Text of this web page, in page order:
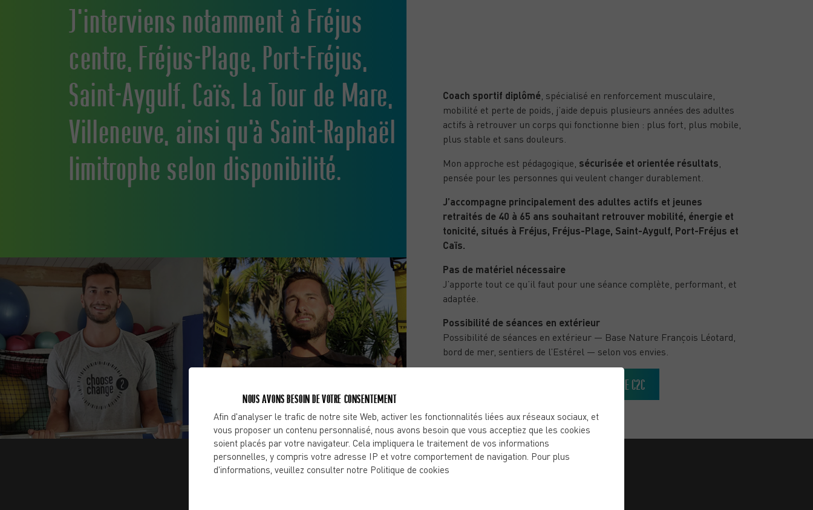
J’interviens notamment à Fréjus
centre, Fréjus-Plage, Port-Fréjus,
Saint-Aygulf, Caïs, La Tour de Mare,
Villeneuve, ainsi qu’à Saint-Raphaël
limitrophe selon disponibilité.
Coach sportif diplômé, spécialisé en renforcement musculaire,
mobilité et perte de poids, j’aide depuis plusieurs années des adultes
actifs à retrouver un corps qui fonctionne bien : plus fort, plus mobile,
plus stable et sans douleurs.
Mon approche est pédagogique, sécurisée et orientée résultats,
pensée pour les personnes qui veulent changer durablement.
J’accompagne principalement des adultes actifs et jeunes
retraités de 40 à 65 ans souhaitant retrouver mobilité, énergie et
tonicité, situés à Fréjus, Fréjus-Plage, Saint-Aygulf, Port-Fréjus et
Caïs.
Pas de matériel nécessaire
J’apporte tout ce qu’il faut pour une séance complète, performant, et
adaptée.
Possibilité de séances en extérieur
Possibilité de séances en extérieur — Base Nature François Léotard,
bord de mer, sentiers de l’Estérel — selon vos envies.
DÉCOUVRIR LA MÉTHODE C2C
LEUR AVIS
SUR MON ACCOMPAGNEMENT
NOUS AVONS BESOIN DE VOTRE CONSENTEMENT
Afin d'analyser le trafic de notre site Web, activer les fonctionnalités liées aux réseaux sociaux, et
vous proposer un contenu personnalisé, nous avons besoin que vous acceptiez que les cookies
soient placés par votre navigateur. Cela impliquera le traitement de vos informations
personnelles, y compris votre adresse IP et votre comportement de navigation. Pour plus
d'informations, veuillez consulter notre Politique de cookies